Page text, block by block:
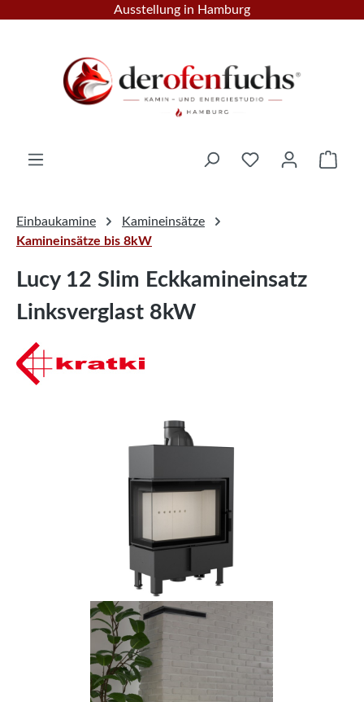
Zum Hauptinhalt springen
Ausstellung in Hamburg
Einbaukamine
Kamineinsätze
Kamineinsätze bis 8kW
Lucy 12 Slim Eckkamineinsatz
Linksverglast 8kW
Bildergalerie überspringen